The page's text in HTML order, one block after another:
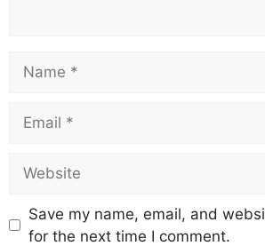
Save my name, email, and
for the next time I comment.